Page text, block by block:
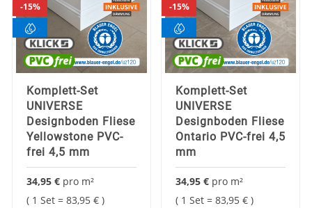
15%
Komplett-Set
UNIVERSE
Designboden Fliese
Yellowstone PVC-
frei 4,5 mm
34,95 € pro m²
1 Set = 83,95 €
15%
Komplett-Set
UNIVERSE
Designboden Fliese
Ontario PVC-frei 4,5
mm
34,95 € pro m²
1 Set = 83,95 €